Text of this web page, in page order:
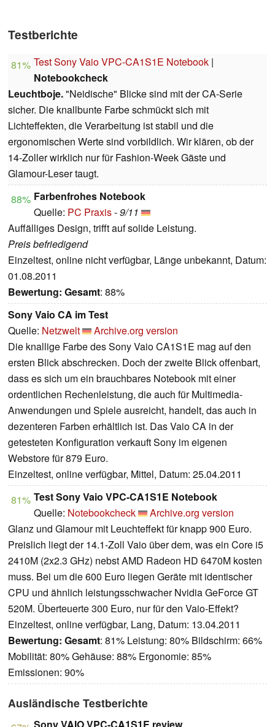
Testberichte
81% Test Sony Vaio VPC-CA1S1E Notebook |
Notebookcheck
Leuchtboje."Neidische" Blicke sind mit der CA-Serie
sicher. Die knallbunte Farbe schmückt sich mit
Lichteffekten, die Verarbeitung ist stabil und die
ergonomischen Werte sind vorbildlich. Wir klären, ob der
14-Zoller wirklich nur für Fashion-Week Gäste und
Glamour-Leser taugt.
88% Farbenfrohes Notebook
Quelle: PC Praxis-9/11
Auffälliges Design, trifft auf solide Leistung.
Preis befriedigend
Einzeltest, online nicht verfügbar, Länge unbekannt, Datum:
01.08.2011
Bewertung: Gesamt: 88%
Sony Vaio CA im Test
Quelle: Netzwelt
Archive.org version
Die knallige Farbe des Sony Vaio CA1S1E mag auf den
ersten Blick abschrecken. Doch der zweite Blick offenbart,
dass es sich um ein brauchbares Notebook mit einer
ordentlichen Rechenleistung, die auch für Multimedia-
Anwendungen und Spiele ausreicht, handelt, das auch in
dezenteren Farben erhältlich ist. Das Vaio CA in der
getesteten Konfiguration verkauft Sony im eigenen
Webstore für 879 Euro.
Einzeltest, online verfügbar, Mittel, Datum: 25.04.2011
81% Test Sony Vaio VPC-CA1S1E Notebook
Quelle: Notebookcheck
Archive.org version
Glanz und Glamour mit Leuchteffekt für knapp 900 Euro.
Preislich liegt der 14.1-Zoll Vaio über dem, was ein Core i5
2410M (2x2.3 GHz) nebst AMD Radeon HD 6470M kosten
muss. Bei um die 600 Euro liegen Geräte mit identischer
CPU und ähnlich leistungsschwacher Nvidia GeForce GT
520M. Überteuerte 300 Euro, nur für den Vaio-Effekt?
Einzeltest, online verfügbar, Lang, Datum: 13.04.2011
Bewertung: Gesamt: 81% Leistung: 80% Bildschirm: 66%
Mobilität: 80% Gehäuse: 88% Ergonomie: 85%
Emissionen: 90%
Ausländische Testberichte